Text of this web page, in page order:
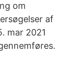
om
af
mar 2021